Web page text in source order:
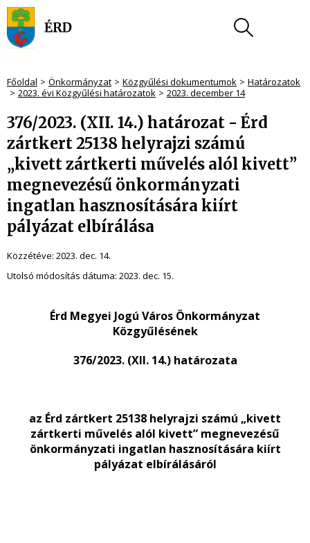
Főoldal Önkormányzat Közgyűlési dokumentumok
Határozatok
2023. évi Közgyűlési határozatok
2023. december 14
376/2023. (XII. 14.) határozat - Érd
zártkert 25138 helyrajzi számú
„kivett zártkerti művelés alól kivett”
megnevezésű önkormányzati
ingatlan hasznosítására kiírt
pályázat elbírálása
Közzétéve: 2023. dec. 14.
Utolsó módosítás dátuma: 2023. dec. 15.
Érd Megyei Jogú Város Önkormányzat
Közgyűlésének
376/2023. (XII. 14.) határozata
az Érd zártkert 25138 helyrajzi számú „kivett
zártkerti művelés alól kivett” megnevezésű
önkormányzati ingatlan hasznosítására kiírt
pályázat elbírálásáról